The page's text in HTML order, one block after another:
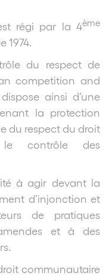
régi par la 4ème
1974.
du respect de
competition and
ainsi d’une
la protection
du respect du droit
contrôle des
à agir devant la
d’injonction et
de pratiques
et à des
communautaire